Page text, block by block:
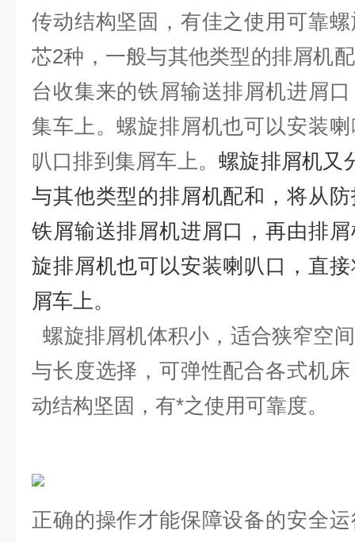
传动结构坚固，有佳之使用可靠
芯2种，一般与其他类型的排屑机
台收集来的铁屑输送排屑机进屑
集车上。螺旋排屑机也可以安装
叭口排到集屑车上。螺旋排屑机又
与其他类型的排屑机配和，将从
铁屑输送排屑机进屑口，再由排
旋排屑机也可以安装喇叭口，直
屑车上。
螺旋排屑机体积小，适合狭窄空
与长度选择，可弹性配合各式机
动结构坚固，有*之使用可靠度。
正确的操作才能保障设备的安全